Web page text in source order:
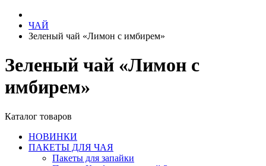
ЧАЙ
Зеленый чай «Лимон с имбирем»
Зеленый чай «Лимон с
имбирем»
Каталог товаров
НОВИНКИ
ПАКЕТЫ ДЛЯ ЧАЯ
Пакеты для запайки